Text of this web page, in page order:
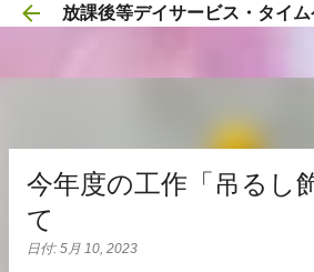
スキップしてメイン コン
放課後等デイサービス・タイム
今年度の工作「吊るし
て
日付: 5月 10, 2023